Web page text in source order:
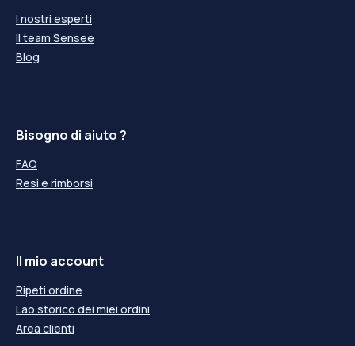
I nostri esperti
Il team Sensee
Blog
Bisogno di aiuto ?
FAQ
Resi e rimborsi
Il mio account
Ripeti ordine
Lao storico dei miei ordini
Area clienti